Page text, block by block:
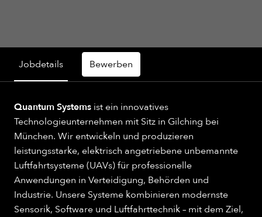
Jobdetails Bewerben
Quantum Systems ist ein innovatives
Technologieunternehmen mit Sitz in Gilching bei
München. Wir entwickeln und produzieren
leistungsstarke, elektrisch angetriebene unbemannte
Luftfahrtsysteme (UAVs) für professionelle
Anwendungen in Verteidigung, Behörden und
Industrie. Unsere Systeme kombinieren modernste
Sensorik, Software und Luftfahrttechnik – mit dem Ziel,